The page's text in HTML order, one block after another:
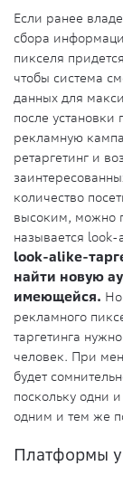
Если ранее
сбора
пикселя
чтобы система
данных для
после
рекламную
ретаргетинг и
количество
высоким, можно
называется look-
look-alike-
найти новую
имеющейся. Но
рекламного
таргетинга
человек. При
будет
поскольку одни
одним и тем же
Платформы